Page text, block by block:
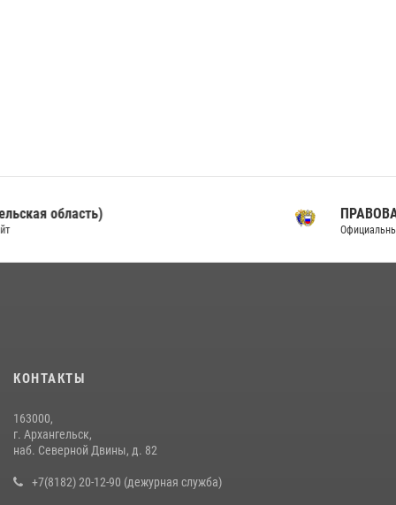
ПРАВОВАЯ ИНФОРМАЦИЯ
КОНТАКТЫ
163000,
г. Архангельск,
наб. Северной Двины, д. 82
+7(8182) 20-12-90 (дежурная служба)